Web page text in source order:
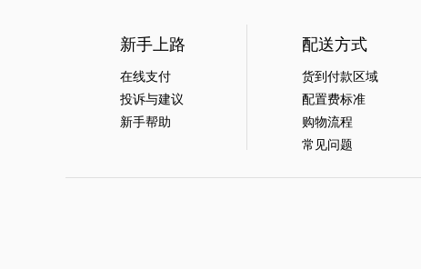
新手上路
在线支付
投诉与建议
新手帮助
配送方式
货到付款区域
配置费标准
购物流程
常见问题